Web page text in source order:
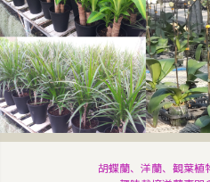
胡蝶蘭、洋蘭、観葉植